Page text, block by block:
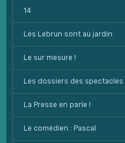
14
Les Lebrun sont au jardin
Le sur mesure !
Les dossiers des spectacles
La Presse en parle !
Le comédien : Pascal